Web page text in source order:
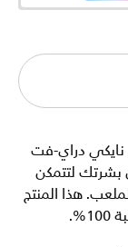
نايكي دراي-فت
لتتمكن
هذا المنتج